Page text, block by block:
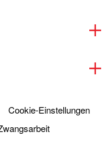
Cookie-Einstellungen